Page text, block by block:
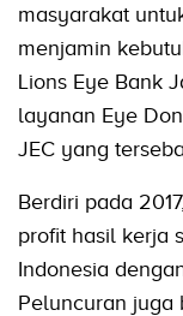
masyarakat
menjamin
Lions Eye Bank
layanan Eye
JEC yang
Berdiri pada
profit hasil kerja
Indonesia
Peluncuran juga